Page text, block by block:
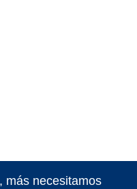
más necesitamos